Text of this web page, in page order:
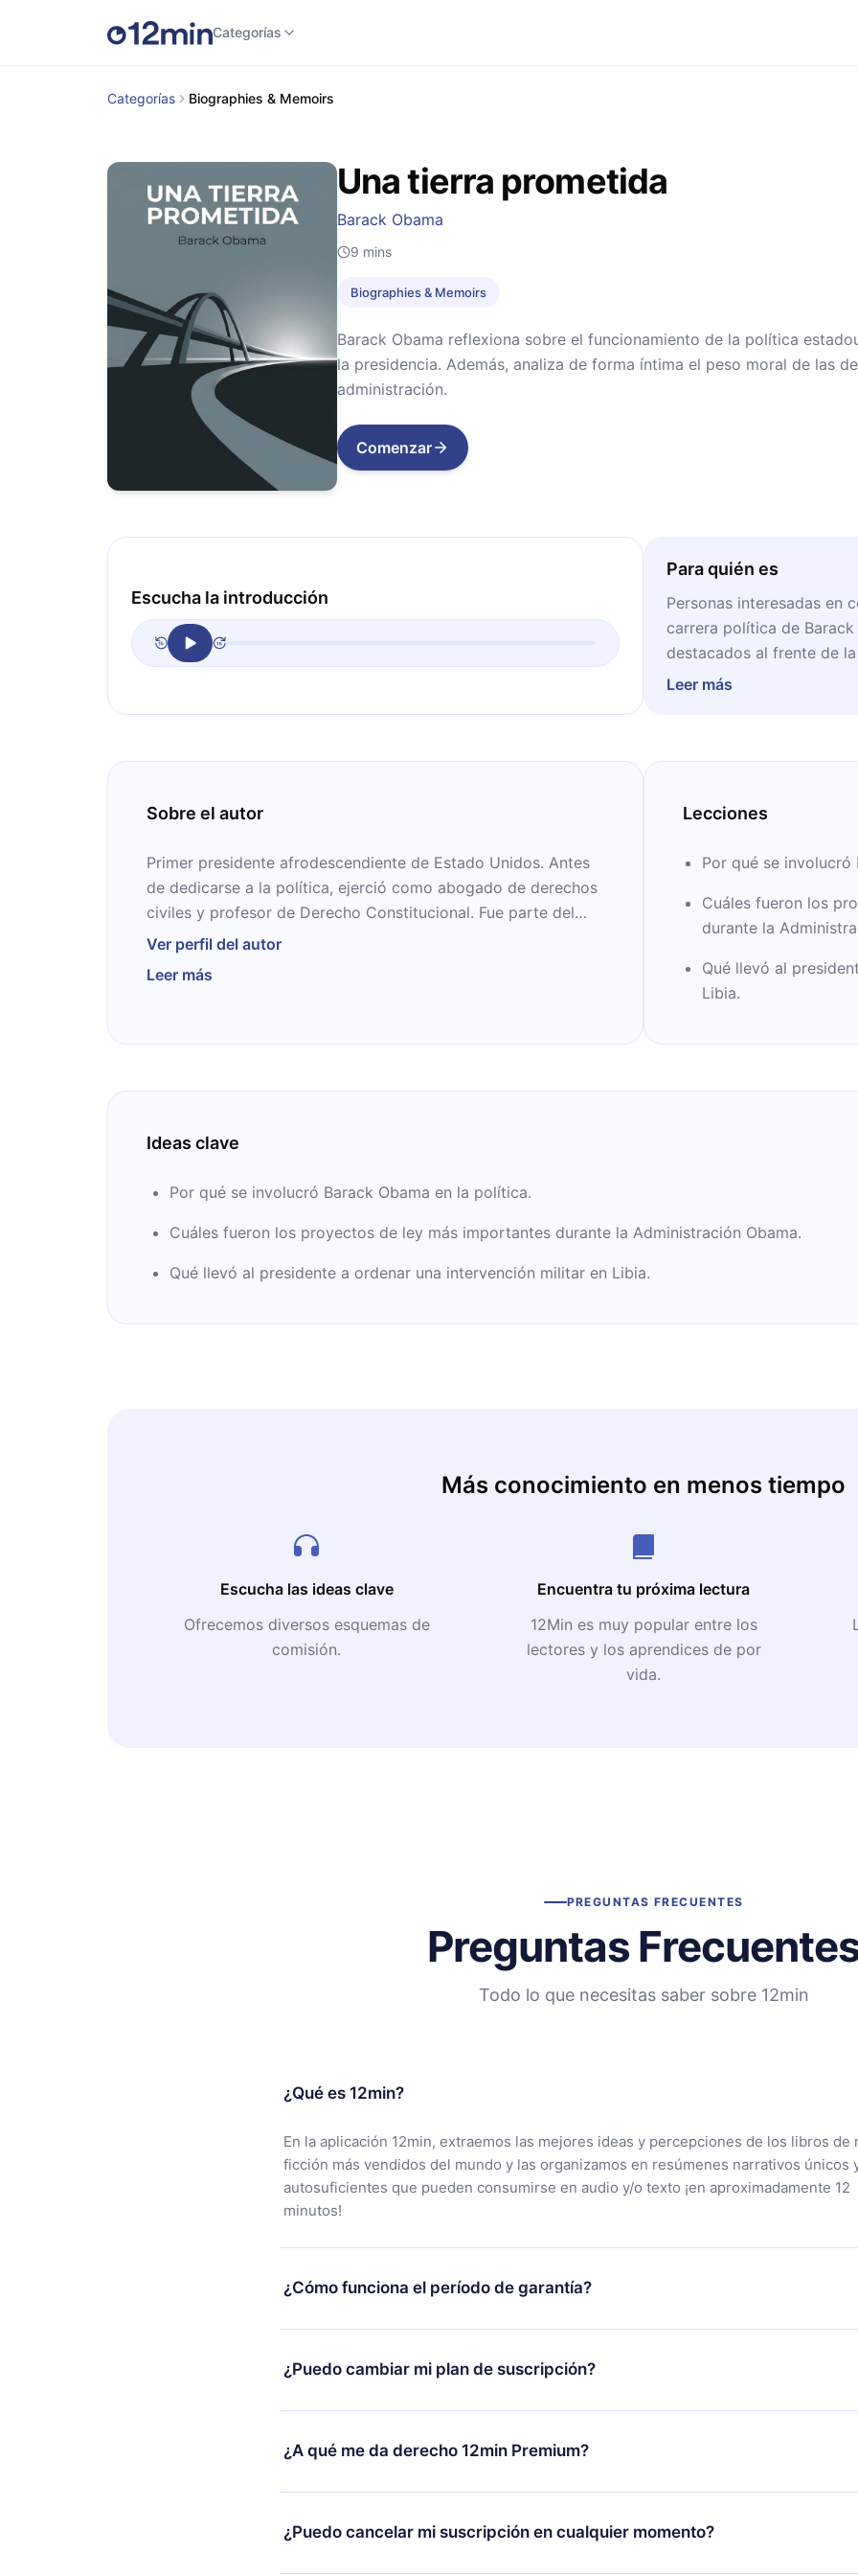
Categorías
Categorías Biographies & Memoirs
Una tierra prometida
Barack Obama
9 mins
Biographies & Memoirs
Barack Obama reflexiona sobre el funcionamiento de la política
la presidencia. Además, analiza de forma íntima el peso moral de las
administración.
Comenzar
Escucha la introducción
Para quién es
Personas interesadas en
carrera política de
destacados al frente de
Leer más
Sobre el autor
Primer presidente afrodescendiente de Estado Unidos. Antes
de dedicarse a la política, ejerció como abogado de derechos
civiles y profesor de Derecho Constitucional. Fue parte del
Senado como legislador por el estado de Illinois. Además de
publicados.
Ver perfil del autor
Leer más
Lecciones
Por qué se involucró
Cuáles fueron los
durante la
Qué llevó al
Libia.
Ideas clave
Por qué se involucró Barack Obama en la política.
Cuáles fueron los proyectos de ley más importantes durante la Administración Obama.
Qué llevó al presidente a ordenar una intervención militar en Libia.
Más conocimiento en menos tiempo
Escucha las ideas clave
Ofrecemos diversos esquemas de
comisión.
Encuentra tu próxima lectura
12Min es muy popular entre los
lectores y los aprendices de por
vida.
PREGUNTAS FRECUENTES
Preguntas
Todo lo que necesitas saber sobre 12min
¿Qué es 12min?
En la aplicación 12min, extraemos las mejores ideas y percepciones de los libros de
ficción más vendidos del mundo y las organizamos en resúmenes narrativos únicos
autosuficientes que pueden consumirse en audio y/o texto ¡en aproximadamente 12
minutos!
¿Cómo funciona el período de garantía?
Puedes descargar nuestra aplicación y comenzar a disfrutar de nuestra biblioteca.
alguna razón no estás satisfecho con nuestra plataforma, simplemente contacta a
nuestro equipo de soporte (
contacto@12min.com
¿Puedo cambiar mi plan de suscripción?
Sí, pero el cambio solo se aplicará a partir del próximo período de facturación. Por
ejemplo, si decides cambiar tu suscripción mensual a anual, después de confirmar el
cambio al plan anual, el nuevo plan solo se aplicará y cobrará después del
¿A qué me da derecho 12min Premium?
12min Premium es un plan que te garantiza acceso a toda nuestra biblioteca de más
2500 títulos disponibles en 3 idiomas (inglés, español y portugués) que puedes leer
escuchar en cualquier momento a través de nuestra aplicación disponible para iOS,
¿Puedo cancelar mi suscripción en cualquier momento?